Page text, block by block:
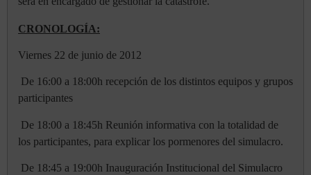
CRONOLOGÍA:
Viernes 22 de junio de 2012
De 16:00 a 18:00h recepción de los distintos equipos y grupos
participantes
De 18:00 a 18:45h Reunión informativa con la totalidad de
los participantes, para explicar los pormenores del simulacro.
De 18:45 a 19:00h Inauguración Institucional del Simulacro